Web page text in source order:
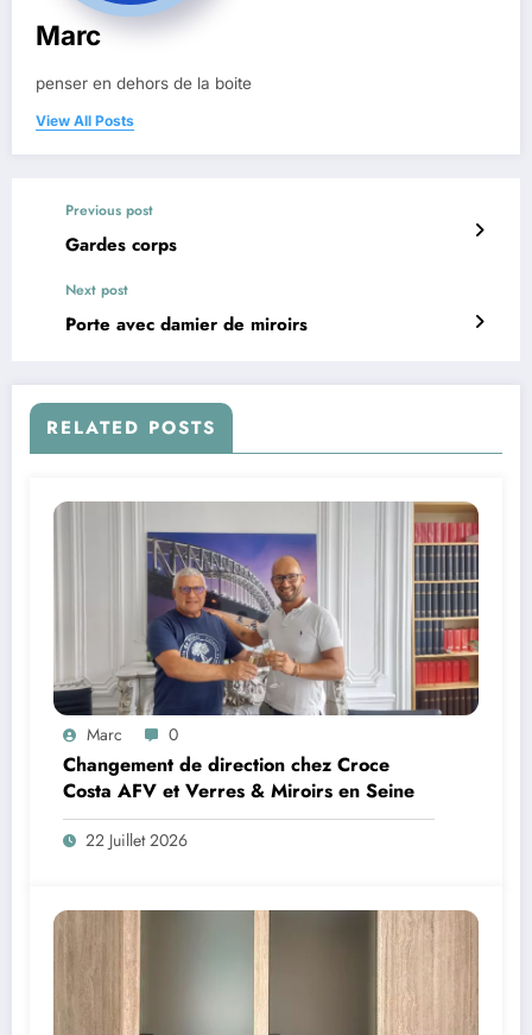
Marc
penser en dehors de la boite
View All Posts
Previous post
Gardes corps
Next post
Porte avec damier de miroirs
RELATED POSTS
Marc 0
Changement de direction chez Croce
Costa AFV et Verres & Miroirs en Seine
22 Juillet 2026